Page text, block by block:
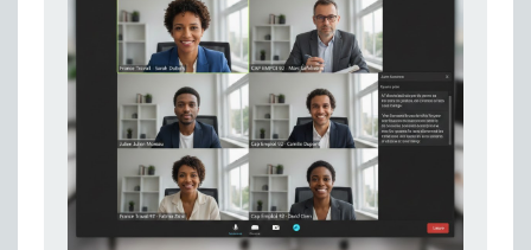
Publié le 30/03/2026
Sport2Job Clichy : une édition altoséquanaise avec Cap Emploi 92.
Publié le 30/03/2026
Publié le 27/03/2026
DOETH 2025: Fin de l'écrêtement
Publié le 24/03/2026